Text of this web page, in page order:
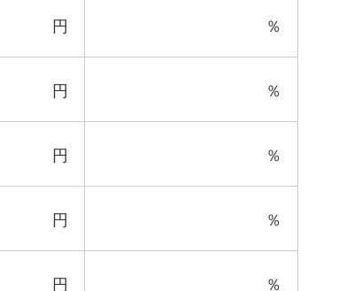
円 ％
円 ％
円 ％
円 ％
円 ％